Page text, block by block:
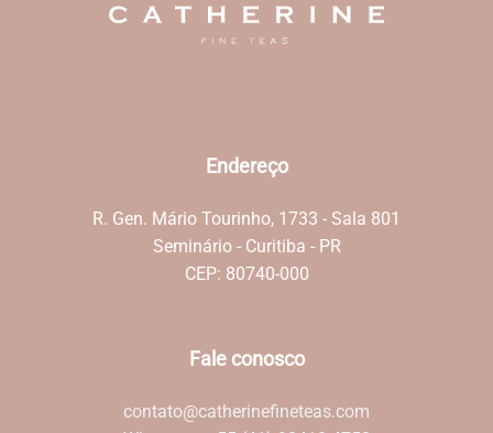
Endereço
R. Gen. Mário Tourinho, 1733 - Sala 801
Seminário - Curitiba - PR
CEP: 80740-000
Fale conosco
contato@catherinefineteas.com